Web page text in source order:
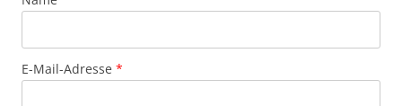
E-Mail-Adresse *